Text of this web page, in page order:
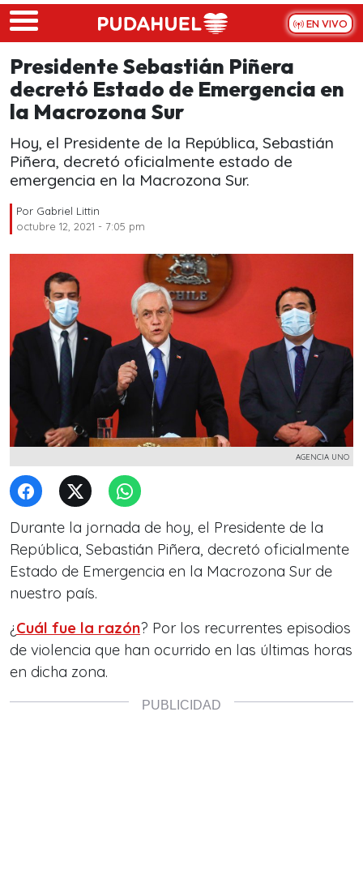
Skip to main content
EN VIVO
Presidente Sebastián Piñera
decretó Estado de Emergencia en
la Macrozona Sur
Hoy, el Presidente de la República, Sebastián
Piñera, decretó oficialmente estado de
emergencia en la Macrozona Sur.
Por Gabriel Littin
octubre 12, 2021 - 7:05 pm
AGENCIA UNO
Durante la jornada de hoy, el Presidente de la
República, Sebastián Piñera, decretó oficialmente
Estado de Emergencia en la Macrozona Sur de
nuestro país.
¿Cuál fue la razón? Por los recurrentes episodios
de violencia que han ocurrido en las últimas horas
en dicha zona.